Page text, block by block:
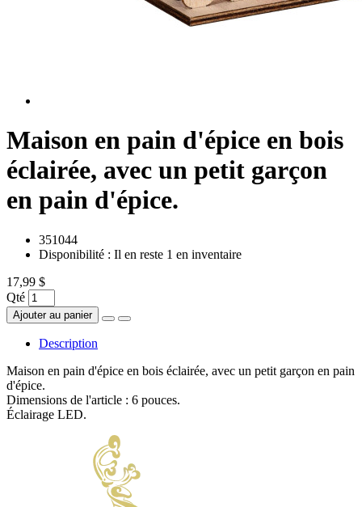
Maison en pain d'épice en bois
éclairée, avec un petit garçon
en pain d'épice.
351044
Disponibilité : Il en reste 1 en inventaire
17,99 $
Qté
Ajouter au panier
Description
Maison en pain d'épice en bois éclairée, avec un petit garçon en pain
d'épice.
Dimensions de l'article : 6 pouces.
Éclairage LED.